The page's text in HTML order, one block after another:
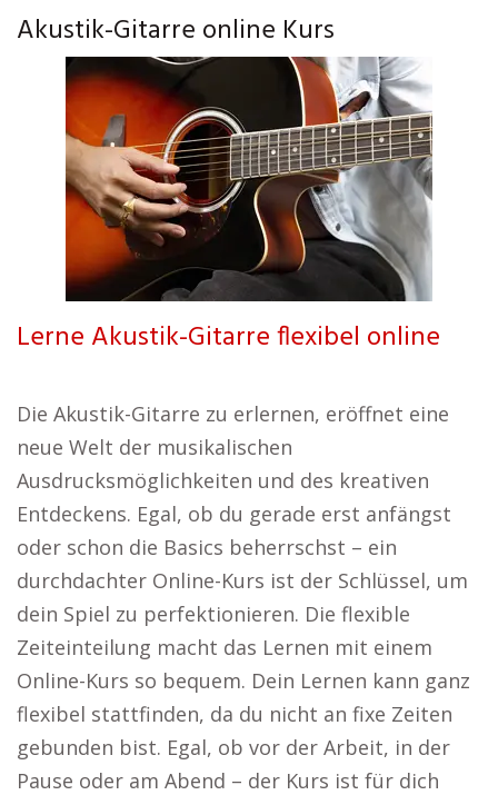
Akustik-Gitarre online Kurs
Lerne Akustik-Gitarre flexibel online
Die Akustik-Gitarre zu erlernen, eröffnet eine
neue Welt der musikalischen
Ausdrucksmöglichkeiten und des kreativen
Entdeckens. Egal, ob du gerade erst anfängst
oder schon die Basics beherrschst – ein
durchdachter Online-Kurs ist der Schlüssel, um
dein Spiel zu perfektionieren. Die flexible
Zeiteinteilung macht das Lernen mit einem
Online-Kurs so bequem. Dein Lernen kann ganz
flexibel stattfinden, da du nicht an fixe Zeiten
gebunden bist. Egal, ob vor der Arbeit, in der
Pause oder am Abend – der Kurs ist für dich